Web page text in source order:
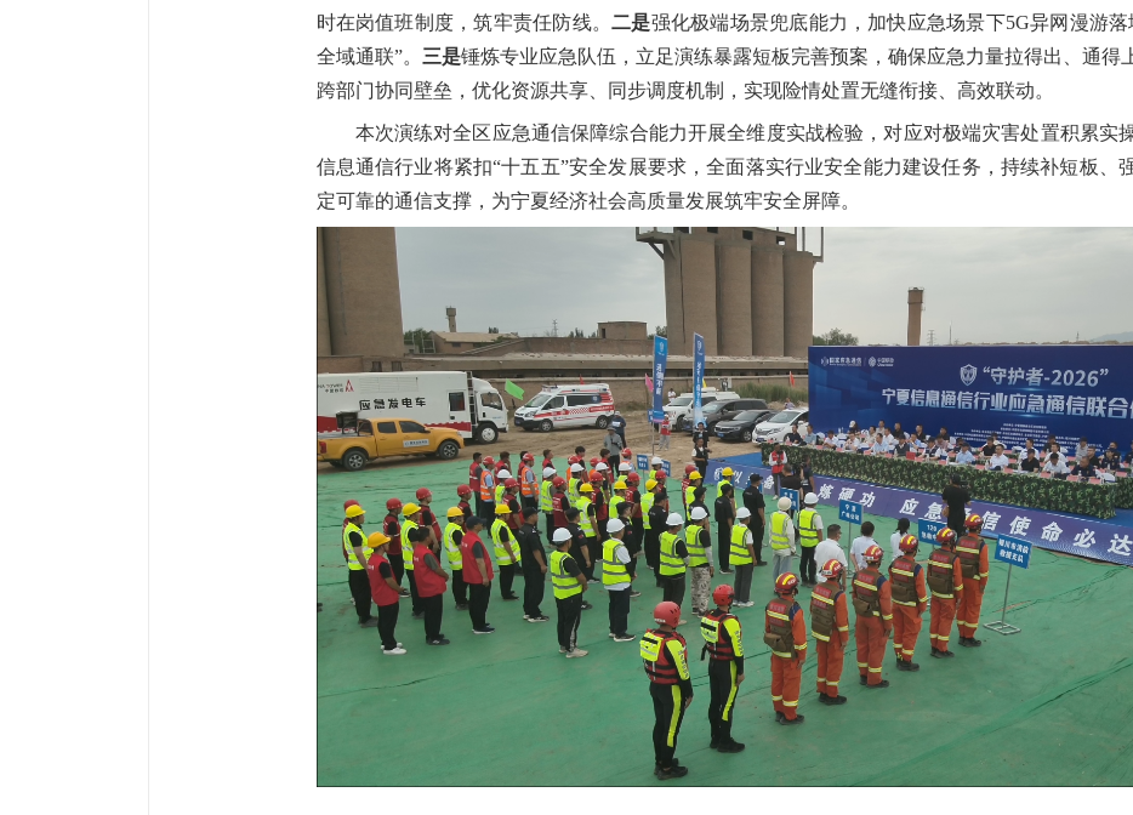
时在岗值班制度，筑牢责任防线。二是强化极端场景兜底能力，加快应急场景下5G异网漫游落
全域通联”。 三是锤炼专业应急队伍，立足演练暴露短板完善预案，确保应急力量拉得出、通得
跨部门协同壁垒，优化资源共享、同步调度机制，实现险情处置无缝衔接、高效联动。
本次演练对全区应急通信保障综合能力开展全维度实战检验 ， 对应对极端灾害处置积累实
信息通信行业将紧扣“十五五”安全发展要求，全面落实行业安全能力建设任务 ， 持续补短板、
定可靠的通信支撑，为宁夏经济社会高质量发展筑牢安全屏障。